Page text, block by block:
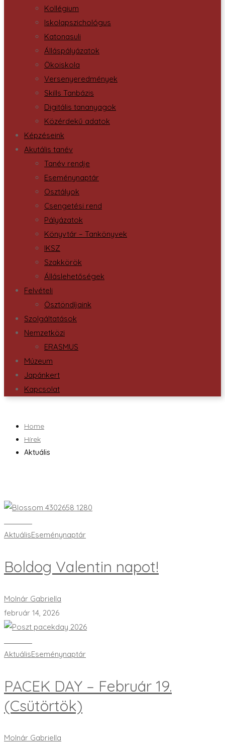
Kollégium
Iskolapszichológus
Katonasuli
Álláspályázatok
Ökoiskola
Versenyeredmények
Skills Tanbázis
Digitális tananyagok
Közérdekű adatok
Képzéseink
Akutális tanév
Tanév rendje
Eseménynaptár
Osztályok
Csengetési rend
Pályázatok
Könyvtár – Tankönyvek
IKSZ
Szakkörök
Álláslehetőségek
Felvételi
Ösztöndíjaink
Szolgáltatások
Nemzetközi
ERASMUS
Múzeum
Japánkert
Kapcsolat
Home
Hírek
Aktuális
AktuálisEseménynaptár
Boldog Valentin napot!
Molnár Gabriella
február 14, 2026
AktuálisEseménynaptár
PACEK DAY – Február 19.
(Csütörtök)
Molnár Gabriella